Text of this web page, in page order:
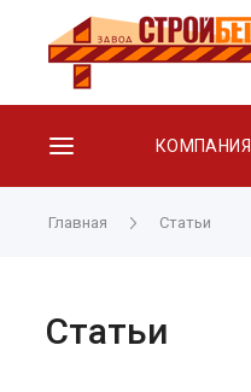
КОМПАНИЯ
Главная Статьи
Статьи